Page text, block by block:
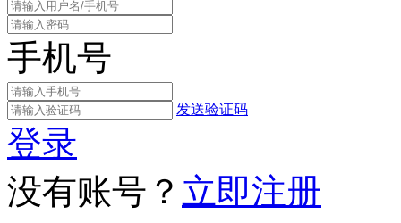
手机号
发送验证码
登录
没有账号？ 立即注册